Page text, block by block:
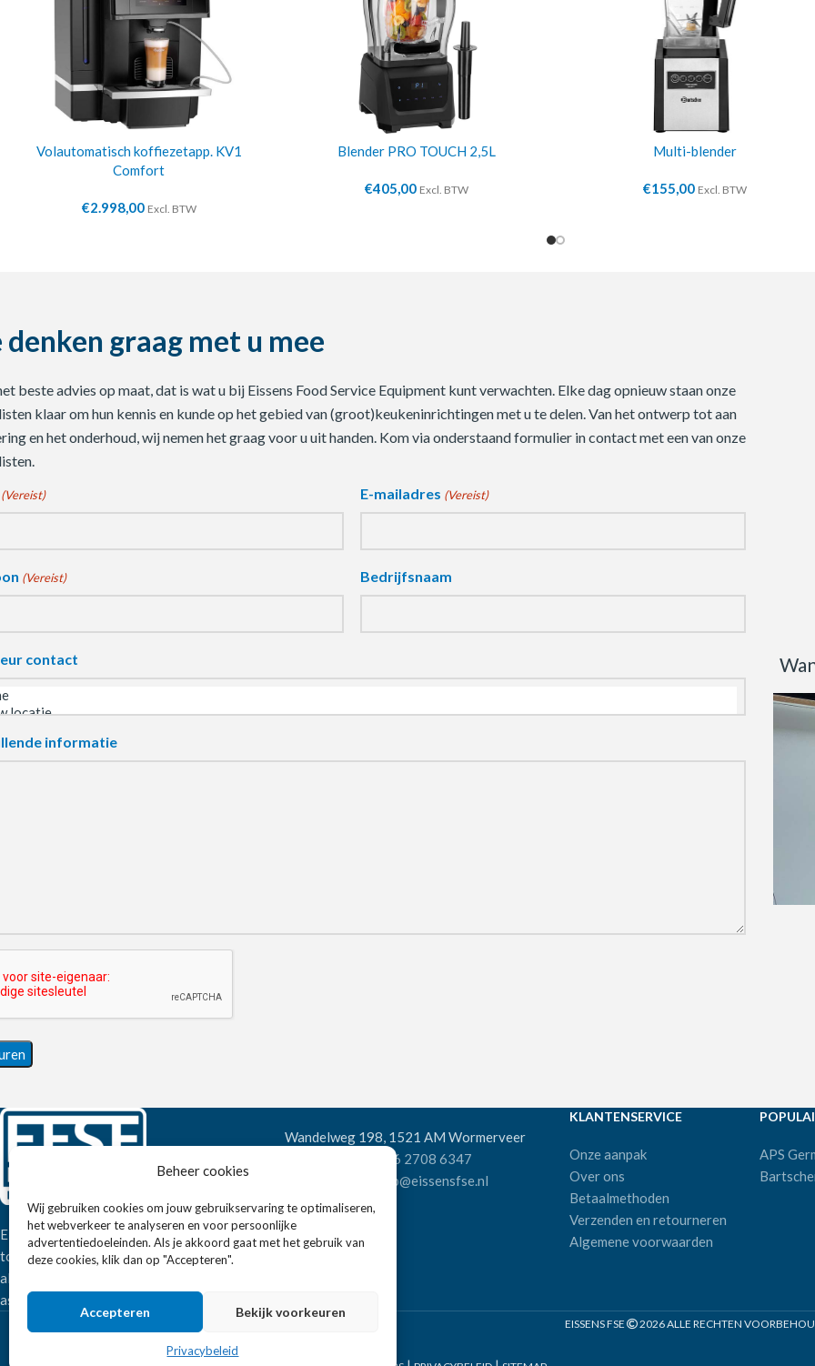
Beheer cookies
Wij gebruiken cookies om jouw gebruikservaring te optimaliseren,
het webverkeer te analyseren en voor persoonlijke
advertentiedoeleinden. Als je akkoord gaat met het gebruik van
deze cookies, klik dan op "Accepteren".
Accepteren Bekijk voorkeuren
Privacybeleid
Volautomatisch koffiezetapp. KV1
Comfort
€2.998,00 Excl. BTW
Blender PRO TOUCH 2,5L
€405,00 Excl. BTW
Multi-blender
€155,00 Excl. BTW
denken graag met u mee
beste advies op maat, dat is wat u bij Eissens Food Service Equipment kunt verwachten. Elke dag opnieuw staan onze
klaar om hun kennis en kunde op het gebied van (groot)keukeninrichtingen met u te delen. Van het ontwerp tot aan
en het onderhoud, wij nemen het graag voor u uit handen. Kom via onderstaand formulier in contact met een van onze
(Vereist) E-mailadres (Vereist)
(Vereist) Bedrijfsnaam
contact
informatie
Eissens FSE is een horeca
totaalleverancier. U vindt bij ons niet
alleen inspiratie maar ook een breed
assortiment horeca apparatuur.
Wandelweg 198, 1521 AM Wormerveer
+31 6 2708 6347
verkoop@eissensfse.nl
KLANTENSERVICE
Onze aanpak
Over ons
Betaalmethoden
Verzenden en retourneren
Algemene voorwaarden
APS
EISSENS FSE 2026 ALLE RECHTEN